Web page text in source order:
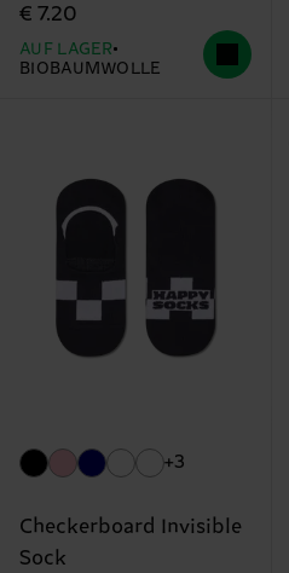
€ 7.20
AUF LAGER
BIOBAUMWOLLE
+3
Checkerboard Invisible
Sock